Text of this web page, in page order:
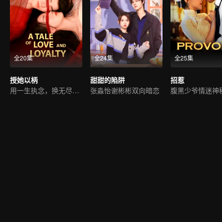
全20集
授她以柄
用一生执念，换无尽痴缠
全24集
甜甜的陷阱
张淼怡谢彬彬双向暗恋
全25集
招惹
腹黑少爷情迷神